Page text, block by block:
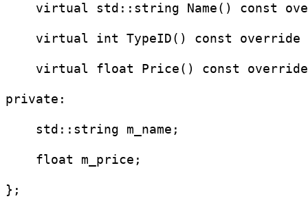
virtual std::string Name() const
virtual int TypeID() const override
virtual float Price() const
private:
    std::string m_name;
    float m_price;
};